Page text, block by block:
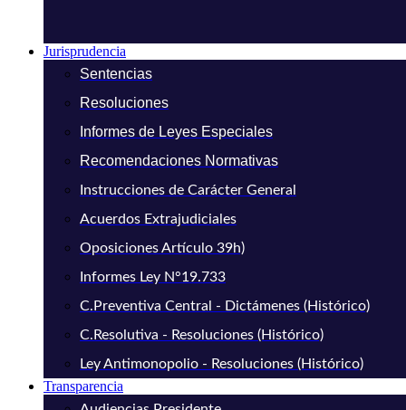
Jurisprudencia
Sentencias
Resoluciones
Informes de Leyes Especiales
Recomendaciones Normativas
Instrucciones de Carácter General
Acuerdos Extrajudiciales
Oposiciones Artículo 39h)
Informes Ley N°19.733
C.Preventiva Central - Dictámenes (Histórico)
C.Resolutiva - Resoluciones (Histórico)
Ley Antimonopolio - Resoluciones (Histórico)
Transparencia